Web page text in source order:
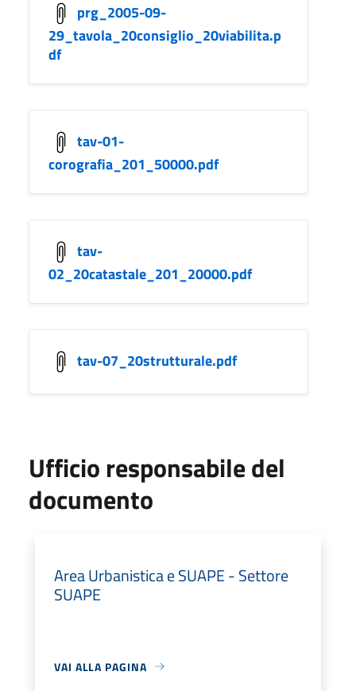
prg_2005-09-
29_tavola_20consiglio_20viabilita.p
df
tav-01-
corografia_201_50000.pdf
tav-
02_20catastale_201_20000.pdf
tav-07_20strutturale.pdf
Ufficio responsabile del
documento
Area Urbanistica e SUAPE - Settore
SUAPE
VAI ALLA PAGINA